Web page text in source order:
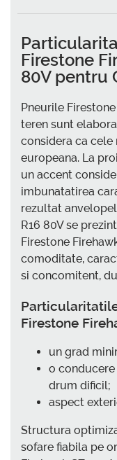
Firestone
80V pentru
Pneurile
teren sunt
considera ca
europeana. La
un accent
imbunatatirea
rezultat
R16 80V se
Firestone
comoditate,
si concomitent,
Firestone
un grad
o
drum dificil;
aspect
Structura
sofare fiabila pe